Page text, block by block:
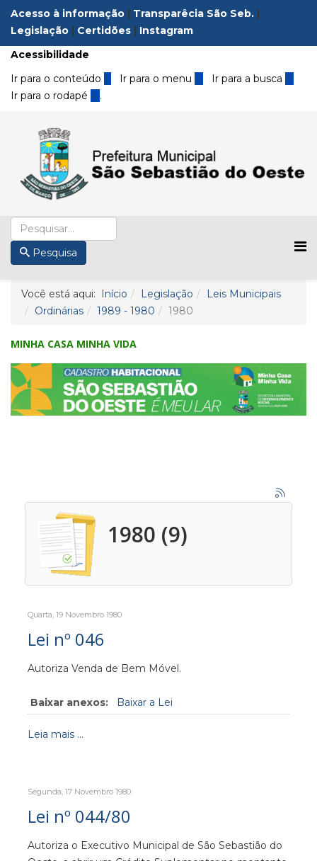
Acesso à informação | Transparêcia São Seb. |
Legislação | Certidões | Instagram
Acessibilidade
Ir para o conteúdo 1 Ir para o menu 2 Ir para a busca3
Ir para o rodapé 4 .
Pesquisa
Você está aqui: Início Legislação
Leis Municipais
Ordinárias
1989 - 1980 1980
MINHA CASA MINHA VIDA
1980 (9)
Quarta, 19 Novembro 1980
Lei nº 046
Autoriza Venda de Bem Móvel.
Baixar anexos: Baixar a Lei
Leia mais ...
Segunda, 17 Novembro 1980
Lei nº 044/80
Autoriza o Executivo Municipal de São Sebastião do